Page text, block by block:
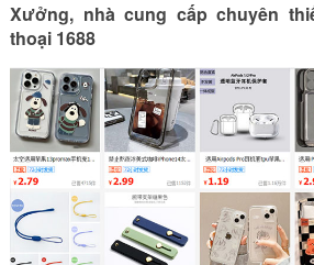
Xưởng, nhà cung cấp chuyên
thoại 1688